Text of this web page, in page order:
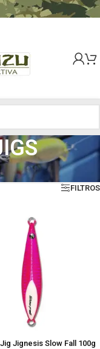
todos os 10 resultados
FILTROS
Jignesis Slow Fall 100g